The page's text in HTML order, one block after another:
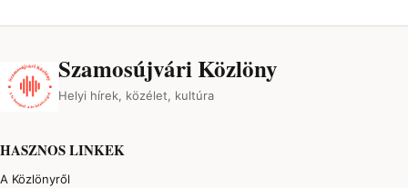
Szamosújvári Közlöny
Helyi hírek, közélet, kultúra
HASZNOS LINKEK
A Közlönyről